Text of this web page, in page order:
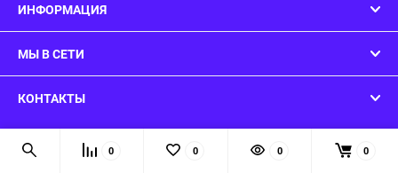
ИНФОРМАЦИЯ
МЫ В СЕТИ
КОНТАКТЫ
© 2026 ConsoleWars - Вы нашли то что искали!
0 0 0 0